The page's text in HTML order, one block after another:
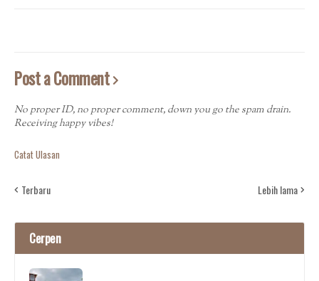
Post a Comment
No proper ID, no proper comment, down you go the spam drain.
Receiving happy vibes!
Catat Ulasan
Terbaru Lebih lama
Cerpen